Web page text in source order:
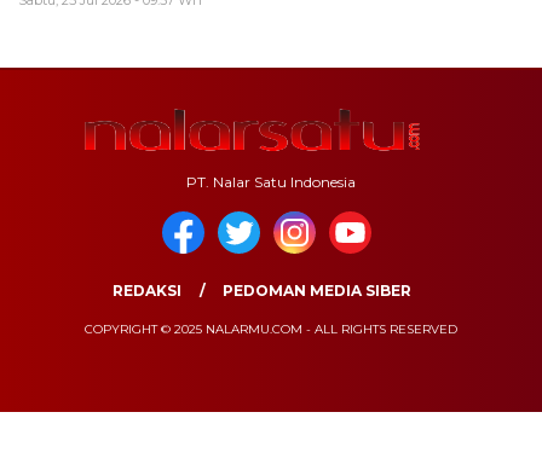
PT. Nalar Satu Indonesia
REDAKSI PEDOMAN MEDIA SIBER
COPYRIGHT © 2025 NALARMU.COM - ALL RIGHTS RESERVED